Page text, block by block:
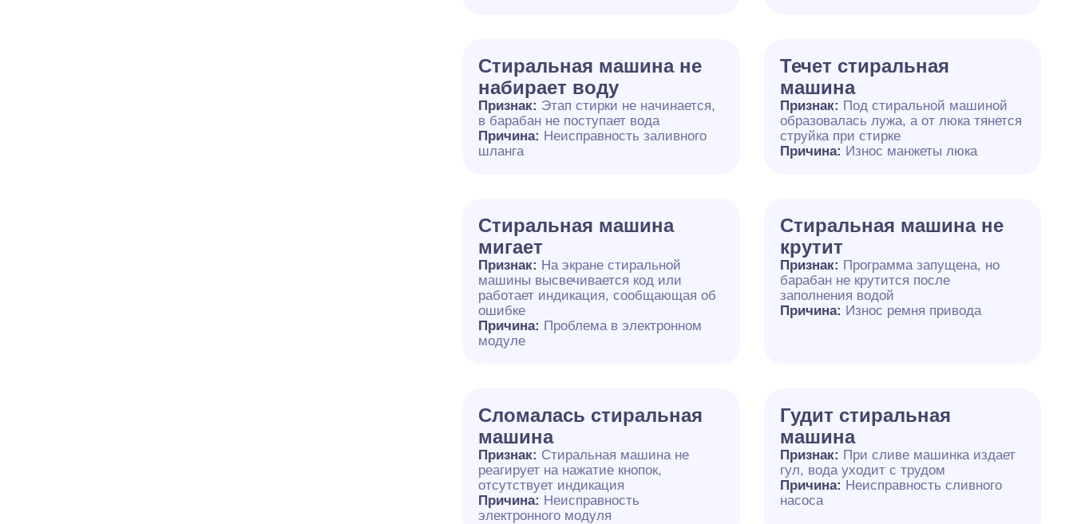
Стиральная машина не
набирает воду
Признак: Этап стирки не начинается,
в барабан не поступает вода
Причина: Неисправность заливного
шланга
Течет стиральная
машина
Признак: Под стиральной машиной
образовалась лужа, а от люка тянется
струйка при стирке
Причина: Износ манжеты люка
Стиральная машина
мигает
Признак: На экране стиральной
машины высвечивается код или
работает индикация, сообщающая об
ошибке
Причина: Проблема в электронном
модуле
Стиральная машина не
крутит
Признак: Программа запущена, но
барабан не крутится после
заполнения водой
Причина: Износ ремня привода
Сломалась стиральная
машина
Признак: Стиральная машина не
реагирует на нажатие кнопок,
отсутствует индикация
Причина: Неисправность
электронного модуля
Гудит стиральная
машина
Признак: При сливе машинка издает
гул, вода уходит с трудом
Причина: Неисправность сливного
насоса